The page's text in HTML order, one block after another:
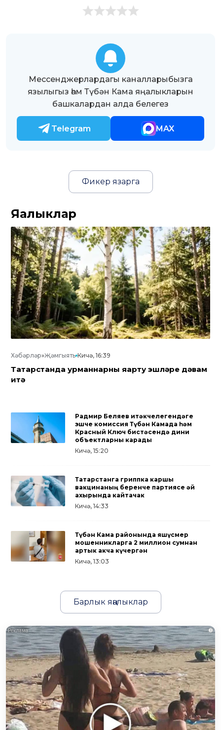
Мессенджерлардагы каналларыбызга
язылыгыз һәм Түбән Кама яңалыкларын
башкалардан алда белегез
Telegram MAX
Фикер язарга
Яңалыклар
Хәбәрләр»Җәмгыять Кичә, 16:39
Татарстанда урманнарны яңарту эшләре дәвам
итә
Радмир Беляев җитәкчелегендәге
эшче комиссия Түбән Камада һәм
Красный Ключ бистәсендә дини
объектларны карады
Кичә, 15:20
Татарстанга гриппка каршы
вакцинаның беренче партиясе җәй
ахырында кайтачак
Кичә, 14:33
Түбән Кама районында яшүсмер
мошенникларга 2 миллион сумнан
артык акча күчергән
Кичә, 13:03
Барлык яңалыклар
i